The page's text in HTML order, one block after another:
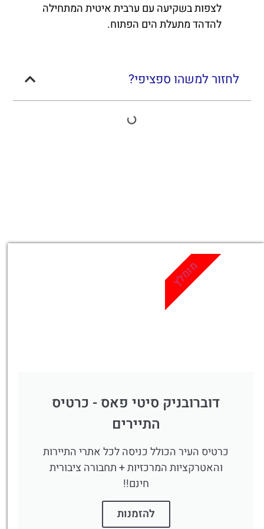
לצפות בשקיעה עם ערבית איטית המתחילה
להדהד מתעלת הים הפתוח.
לחזור למשהו ספציפי?
דוברובניק סיטי פאס - כרטיס
התיירים
כרטיס העיר הכולל כניסה לכל אתרי התיירות
והאטרקציות המרכזיות + תחבורה ציבורית
חינם!!
להזמנות
מומלץ